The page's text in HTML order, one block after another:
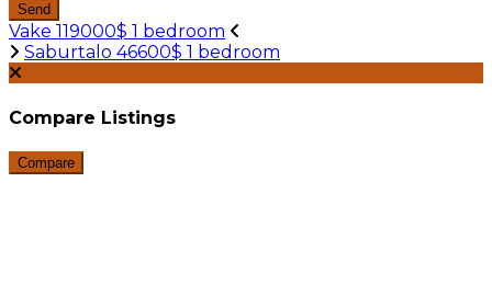
Send
Vake 119000$ 1 bedroom
Saburtalo 46600$ 1 bedroom
Compare Listings
Compare